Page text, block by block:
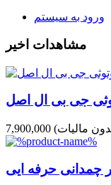
ورود به سیستم
مشاهدات اخیر
مالیات)